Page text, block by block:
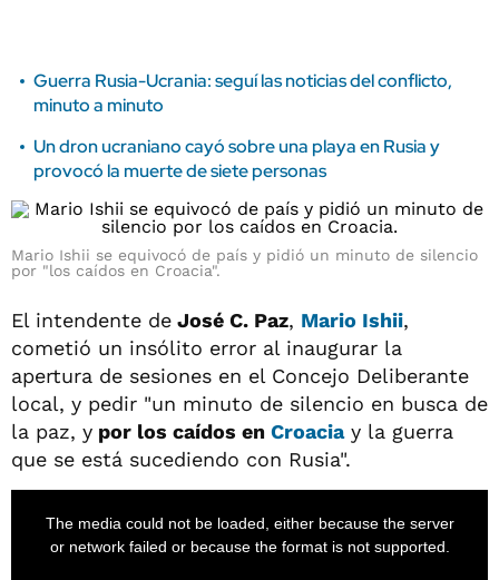
Guerra Rusia-Ucrania: seguí las noticias del conflicto,
minuto a minuto
Un dron ucraniano cayó sobre una playa en Rusia y
provocó la muerte de siete personas
Mario Ishii se equivocó de país y pidió un minuto de silencio
por "los caídos en Croacia".
El intendente de José C. Paz, Mario Ishii,
cometió un insólito error al inaugurar la
apertura de sesiones en el Concejo Deliberante
local, y pedir "un minuto de silencio en busca de
la paz, y por los caídos en Croaciay la guerra
que se está sucediendo con Rusia".